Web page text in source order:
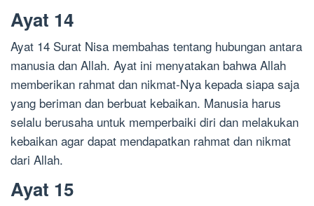
Ayat 14
Ayat 14 Surat Nisa membahas tentang hubungan antara
manusia dan Allah. Ayat ini menyatakan bahwa Allah
memberikan rahmat dan nikmat-Nya kepada siapa saja
yang beriman dan berbuat kebaikan. Manusia harus
selalu berusaha untuk memperbaiki diri dan melakukan
kebaikan agar dapat mendapatkan rahmat dan nikmat
dari Allah.
Ayat 15